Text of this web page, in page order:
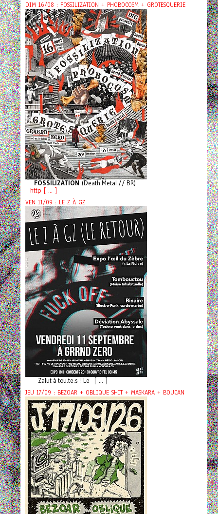
DIM 16/08 : FOSSILIZATION + PHOBOCOSM + GROTESQUERIE
FOSSILIZATION (Death Metal // BR)
http [ ... ]
VEN 11/09 : LE Z À GZ
Zalut à tou.te.s ! Le [ ... ]
JEU 17/09 : BEZOAR + OBLIQUE SHIT + MASKARA + BOUCAN